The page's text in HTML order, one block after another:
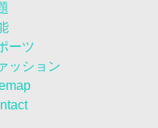
ーツ
ッション